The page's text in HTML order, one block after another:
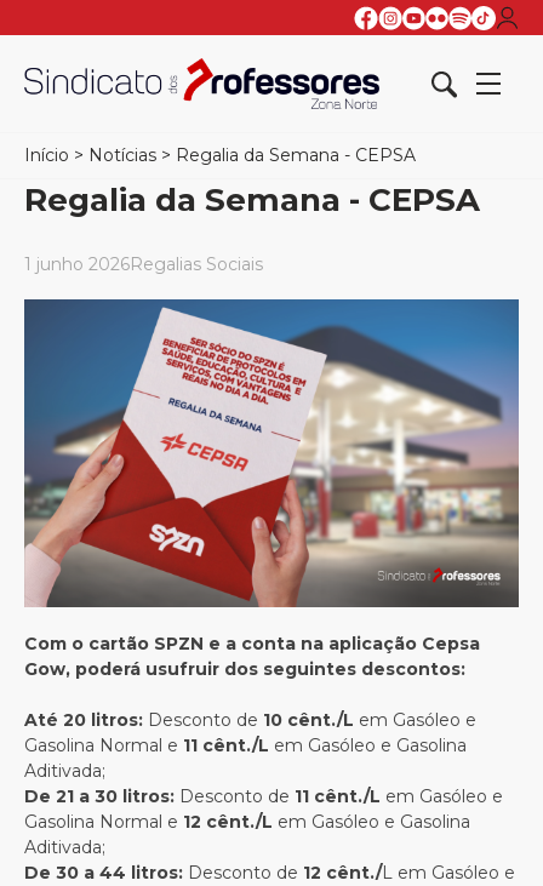
Início > Notícias > Regalia da Semana - CEPSA
Regalia da Semana - CEPSA
1 junho 2026Regalias Sociais
Com o cartão SPZN e a conta na aplicação Cepsa
Gow, poderá usufruir dos seguintes descontos:
Até 20 litros: Desconto de 10 cênt./L em Gasóleo e
Gasolina Normal e 11 cênt./L em Gasóleo e Gasolina
Aditivada;
De 21 a 30 litros: Desconto de 11 cênt./L em Gasóleo e
Gasolina Normal e 12 cênt./L em Gasóleo e Gasolina
Aditivada;
De 30 a 44 litros: Desconto de 12 cênt./L em Gasóleo e